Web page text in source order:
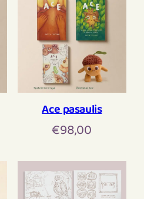
Ace pasaulis
€98,00